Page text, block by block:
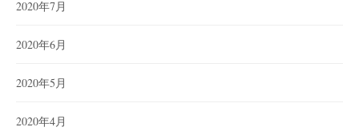
2020年7月
2020年6月
2020年5月
2020年4月